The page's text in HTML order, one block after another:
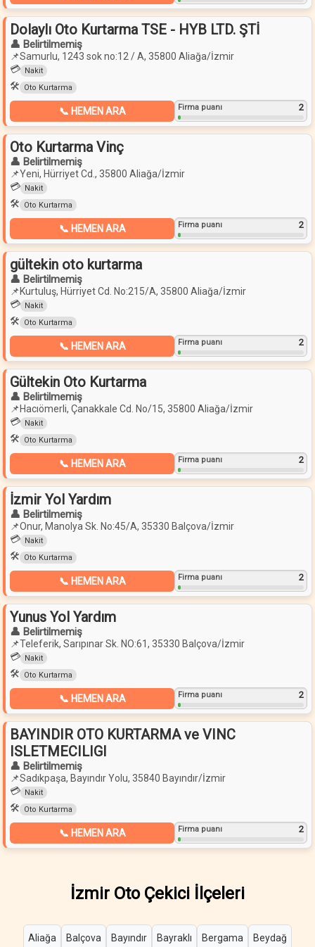
Dolaylı Oto Kurtarma TSE - HYB LTD. ŞTİ
👤 Belirtilmemiş
📌Samurlu, 1243 sok no:12 / A, 35800 Aliağa/İzmir
💳 Nakit
🛠️ Oto Kurtarma
📞 HEMEN ARA Firma puanı 2
Oto Kurtarma Vinç
👤 Belirtilmemiş
📌Yeni, Hürriyet Cd., 35800 Aliağa/İzmir
💳 Nakit
🛠️ Oto Kurtarma
📞 HEMEN ARA Firma puanı 2
gültekin oto kurtarma
👤 Belirtilmemiş
📌Kurtuluş, Hürriyet Cd. No:215/A, 35800 Aliağa/İzmir
💳 Nakit
🛠️ Oto Kurtarma
📞 HEMEN ARA Firma puanı 2
Gültekin Oto Kurtarma
👤 Belirtilmemiş
📌Hacıömerli, Çanakkale Cd. No/15, 35800 Aliağa/İzmir
💳 Nakit
🛠️ Oto Kurtarma
📞 HEMEN ARA Firma puanı 2
İzmir Yol Yardım
👤 Belirtilmemiş
📌Onur, Manolya Sk. No:45/A, 35330 Balçova/İzmir
💳 Nakit
🛠️ Oto Kurtarma
📞 HEMEN ARA Firma puanı 2
Yunus Yol Yardım
👤 Belirtilmemiş
📌Teleferik, Sarıpınar Sk. NO:61, 35330 Balçova/İzmir
💳 Nakit
🛠️ Oto Kurtarma
📞 HEMEN ARA Firma puanı 2
BAYINDIR OTO KURTARMA ve VINC
ISLETMECILIGI
👤 Belirtilmemiş
📌Sadıkpaşa, Bayındır Yolu, 35840 Bayındır/İzmir
💳 Nakit
🛠️ Oto Kurtarma
📞 HEMEN ARA Firma puanı 2
İzmir Oto Çekici İlçeleri
Aliağa Balçova Bayındır Bayraklı Bergama Beydağ